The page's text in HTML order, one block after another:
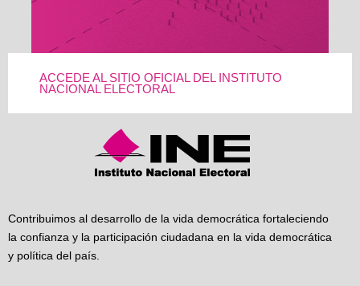
ACCEDE AL SITIO OFICIAL DEL INSTITUTO
NACIONAL ELECTORAL
Contribuimos al desarrollo de la vida democrática fortaleciendo
la confianza y la participación ciudadana en la vida democrática
y política del país.